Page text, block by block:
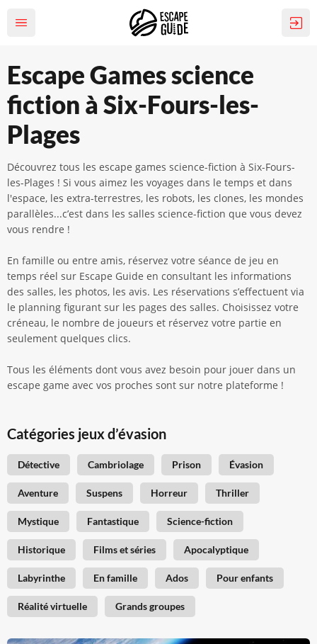
Escape Games science
fiction à Six-Fours-les-
Plages
Découvrez tous les escape games science-fiction à Six-Fours-
les-Plages ! Si vous aimez les voyages dans le temps et dans
l'espace, les extra-terrestres, les robots, les clones, les mondes
parallèles...c’est dans les salles science-fiction que vous devez
vous rendre !
En famille ou entre amis, réservez votre séance de jeu en
temps réel sur Escape Guide en consultant les informations
des salles, les photos, les avis. Les réservations s’effectuent via
le planning figurant sur les pages des salles. Choisissez votre
créneau, le nombre de joueurs et réservez votre partie en
seulement quelques clics.
Tous les éléments dont vous avez besoin pour jouer dans un
escape game avec vos proches sont sur notre plateforme !
Catégories jeux d’évasion
Détective Cambriolage Prison Évasion
Aventure Suspens Horreur Thriller
Mystique Fantastique Science-fiction
Historique Films et séries Apocalyptique
Labyrinthe En famille Ados Pour enfants
Réalité virtuelle Grands groupes